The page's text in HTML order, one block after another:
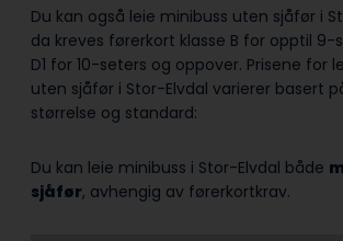
Du kan også leie minibuss uten sjåfør i
da kreves førerkort klasse B for opptil 9-
D1 for 10-seters og oppover. Prisene for
uten sjåfør i Stor-Elvdal varierer basert
størrelse og standard:
Du kan leie minibuss i Stor-Elvdal både
sjåfør, avhengig av førerkortkrav.